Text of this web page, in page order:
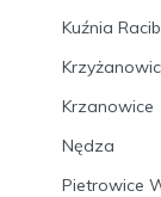
Kuźnia
Krzanowice
Nędza
Pietrowice